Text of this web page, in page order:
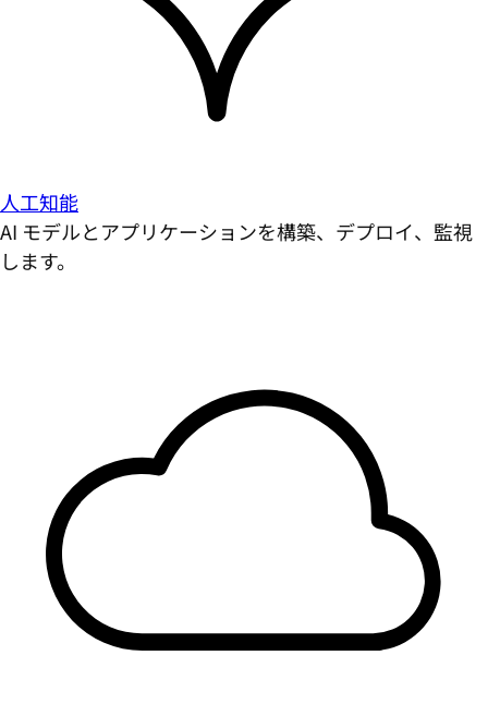
人工知能
AI モデルとアプリケーションを構築、デプロイ、監視
します。